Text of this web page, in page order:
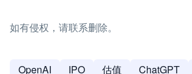
如有侵权，请联系删除。
OpenAI IPO 估值 ChatGPT